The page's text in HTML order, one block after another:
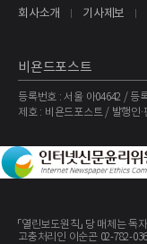
회사소개 기사제보
비욘드포스트
등록번호 : 서울 아04642 / 등
제호 : 비욘드포스트 / 발행인
Copyright ©The
「열린보도원칙」 당 매체는
고충처리인 이순곤 02-782-